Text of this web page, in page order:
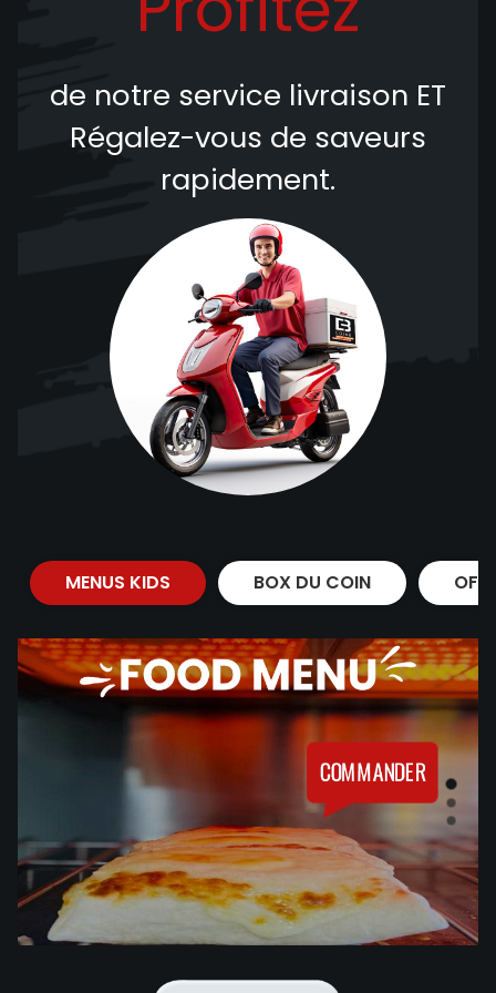
de notre service livraison ET
Régalez-vous de saveurs
rapidement.
MENUS KIDS BOX DU COIN